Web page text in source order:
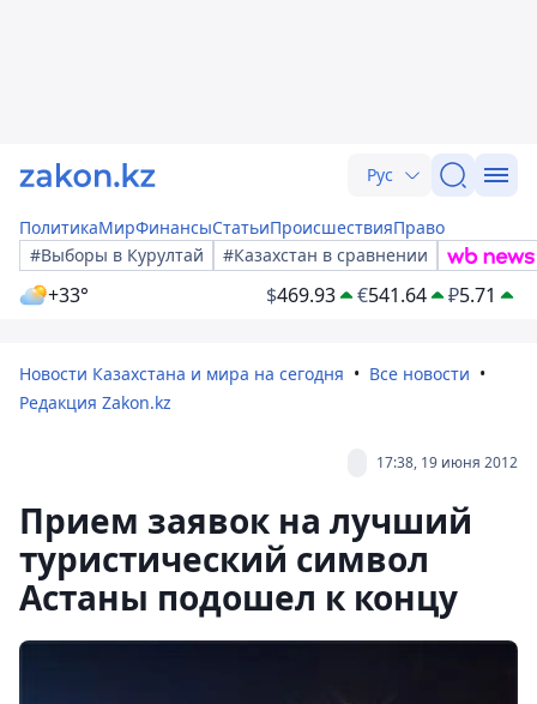
Рус
ПолитикаМирФинансыСтатьиПроисшествияПраво
#Выборы в Курултай
#Казахстан в сравнении
+33° $469.93 €541.64 ₽5.71
Новости Казахстана и мира на сегодня
Все новости
Редакция Zakon.kz
17:38, 19 июня 2012
Прием заявок на лучший
туристический символ
Астаны подошел к концу